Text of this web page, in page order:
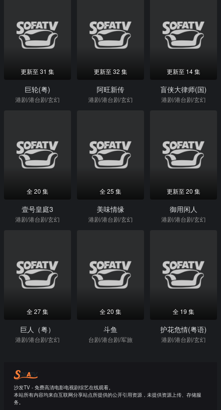
更新至 31 集
巨轮(粤)
港剧/港台剧/玄幻
更新至 32 集
阿旺新传
港剧/港台剧/玄幻
更新至 14 集
盲侠大律师(国)
港剧/港台剧/玄幻
全 20 集
壹号皇庭3
港剧/港台剧/玄幻
全 25 集
美味情缘
港剧/港台剧/玄幻
更新至 20 集
御用闲人
港剧/港台剧/玄幻
全 27 集
巨人（粤）
港剧/港台剧/玄幻
全 20 集
斗鱼
台剧/港台剧/军旅
全 19 集
护花危情(粤语)
港剧/港台剧/玄幻
沙发TV - 免费高清电影电视剧综艺在线观看。
本站所有内容均来自互联网分享站点所提供的公开引用资源，未提供资源上传、存储服
务。